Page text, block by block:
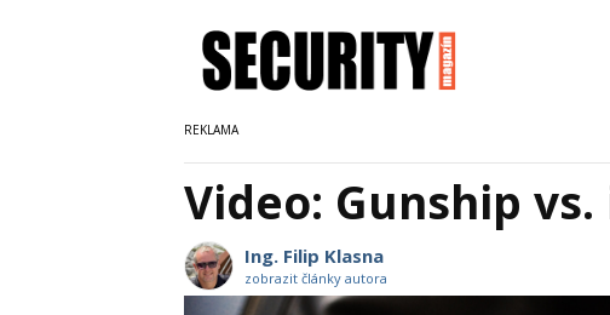
Video: Gunship
Ing. Filip Klasna
zobrazit články autora